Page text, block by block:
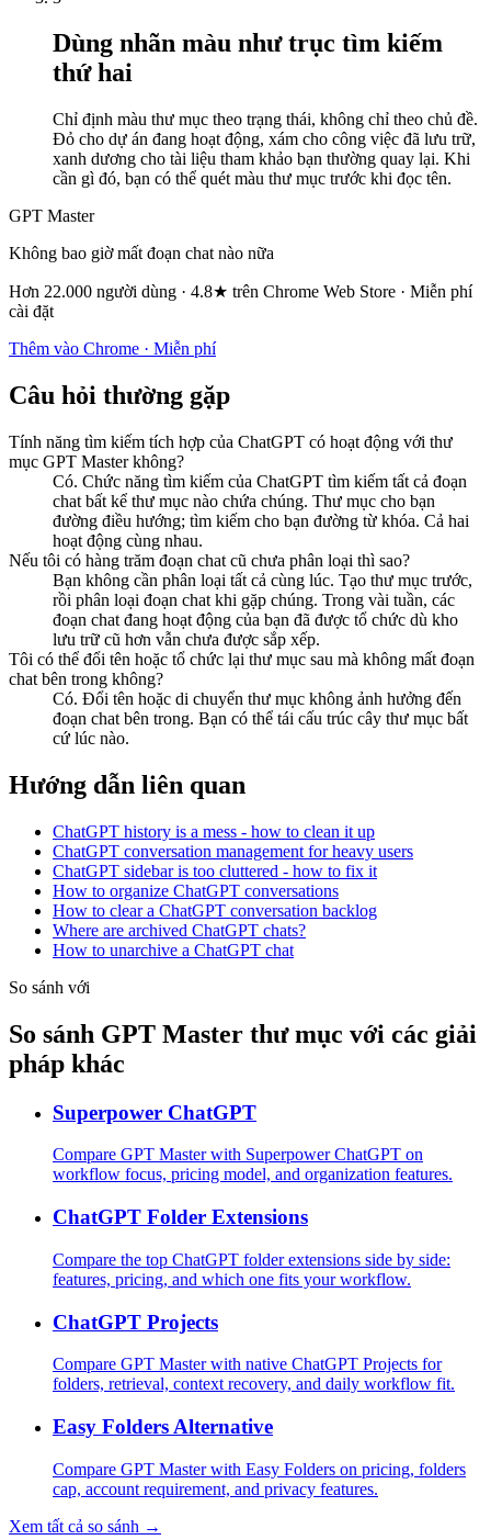
Dùng nhãn màu như trục tìm kiếm
thứ hai
Chỉ định màu thư mục theo trạng thái, không chỉ theo chủ đề.
Đỏ cho dự án đang hoạt động, xám cho công việc đã lưu trữ,
xanh dương cho tài liệu tham khảo bạn thường quay lại. Khi
cần gì đó, bạn có thể quét màu thư mục trước khi đọc tên.
GPT Master
Không bao giờ mất đoạn chat nào nữa
Hơn 22.000 người dùng · 4.8★ trên Chrome Web Store · Miễn phí
cài đặt
Thêm vào Chrome · Miễn phí
Câu hỏi thường gặp
Tính năng tìm kiếm tích hợp của ChatGPT có hoạt động với thư
mục GPT Master không?
Có. Chức năng tìm kiếm của ChatGPT tìm kiếm tất cả đoạn
chat bất kể thư mục nào chứa chúng. Thư mục cho bạn
đường điều hướng; tìm kiếm cho bạn đường từ khóa. Cả hai
hoạt động cùng nhau.
Nếu tôi có hàng trăm đoạn chat cũ chưa phân loại thì sao?
Bạn không cần phân loại tất cả cùng lúc. Tạo thư mục trước,
rồi phân loại đoạn chat khi gặp chúng. Trong vài tuần, các
đoạn chat đang hoạt động của bạn đã được tổ chức dù kho
lưu trữ cũ hơn vẫn chưa được sắp xếp.
Tôi có thể đổi tên hoặc tổ chức lại thư mục sau mà không mất đoạn
chat bên trong không?
Có. Đổi tên hoặc di chuyển thư mục không ảnh hưởng đến
đoạn chat bên trong. Bạn có thể tái cấu trúc cây thư mục bất
cứ lúc nào.
Hướng dẫn liên quan
ChatGPT history is a mess - how to clean it up
ChatGPT conversation management for heavy users
ChatGPT sidebar is too cluttered - how to fix it
How to organize ChatGPT conversations
How to clear a ChatGPT conversation backlog
Where are archived ChatGPT chats?
How to unarchive a ChatGPT chat
So sánh với
So sánh GPT Master thư mục với các giải
pháp khác
Superpower ChatGPT
Compare GPT Master with Superpower ChatGPT on
workflow focus, pricing model, and organization features.
ChatGPT Folder Extensions
Compare the top ChatGPT folder extensions side by side:
features, pricing, and which one fits your workflow.
ChatGPT Projects
Compare GPT Master with native ChatGPT Projects for
folders, retrieval, context recovery, and daily workflow fit.
Easy Folders Alternative
Compare GPT Master with Easy Folders on pricing, folders
cap, account requirement, and privacy features.
Xem tất cả so sánh →